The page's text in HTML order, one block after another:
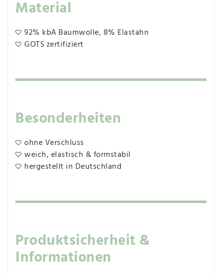
Material
92% kbA Baumwolle, 8% Elastahn
GOTS zertifiziert
Besonderheiten
ohne Verschluss
weich, elastisch & formstabil
hergestellt in Deutschland
Produktsicherheit &
Informationen